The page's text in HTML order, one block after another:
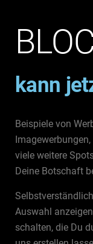
kann
Beispiele von
viele weitere
Deine Botschaft
Auswahl
schalten, die Du